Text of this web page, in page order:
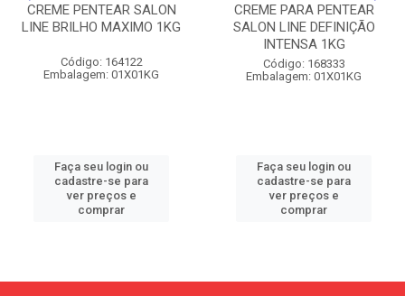
CREME PENTEAR SALON
LINE BRILHO MAXIMO 1KG
Código: 164122
Embalagem: 01X01KG
Faça seu login ou
cadastre-se para
ver preços e
comprar
CREME PARA PENTEAR
SALON LINE DEFINIÇÃO
INTENSA 1KG
Código: 168333
Embalagem: 01X01KG
Faça seu login ou
cadastre-se para
ver preços e
comprar